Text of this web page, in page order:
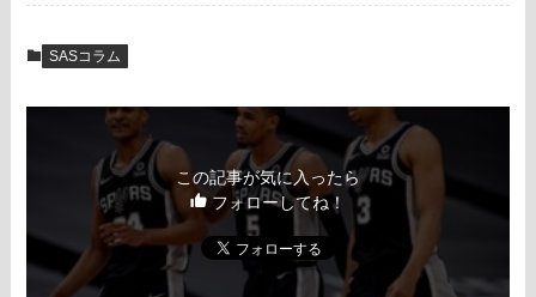
SASコラム
この記事が気に入ったら
フォローしてね！